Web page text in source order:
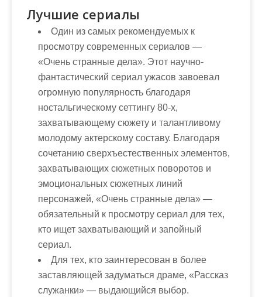
Лучшие сериалы
Один из самых рекомендуемых к
просмотру современных сериалов —
«Очень странные дела». Этот научно-
фантастический сериал ужасов завоевал
огромную популярность благодаря
ностальгическому сеттингу 80-х,
захватывающему сюжету и талантливому
молодому актерскому составу. Благодаря
сочетанию сверхъестественных элементов,
захватывающих сюжетных поворотов и
эмоциональных сюжетных линий
персонажей, «Очень странные дела» —
обязательный к просмотру сериал для тех,
кто ищет захватывающий и запойный
сериал.
Для тех, кто заинтересован в более
заставляющей задуматься драме, «Рассказ
служанки» — выдающийся выбор.